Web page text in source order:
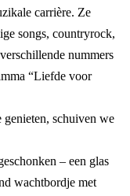
carrière. Ze
songs, countryrock,
nummers
“Liefde voor
schuiven we
– een glas
wachtbordje met